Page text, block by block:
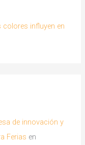
influyen en
de innovación y
Ferias en